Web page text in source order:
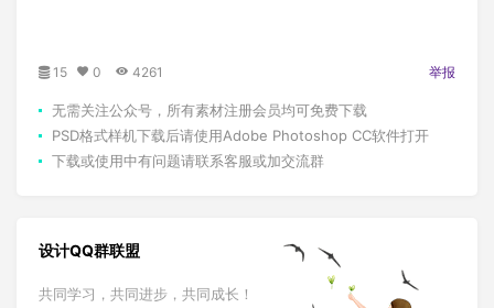
15 0 4261 举报
无需关注公众号，所有素材注册会员均可免费下载
PSD格式样机下载后请使用Adobe Photoshop CC软件打开
下载或使用中有问题请联系客服或加交流群
设计QQ群联盟
共同学习，共同进步，共同成长！